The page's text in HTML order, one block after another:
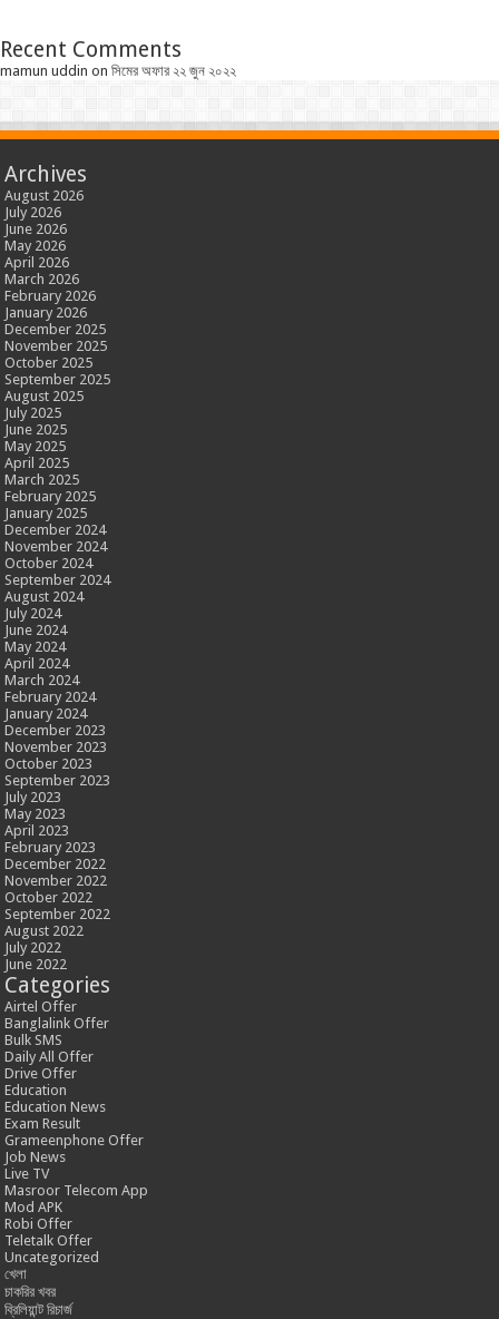
Recent Comments
mamun uddin on সিমের অফার ২২ জুন ২০২২
Archives
August 2026
July 2026
June 2026
May 2026
April 2026
March 2026
February 2026
January 2026
December 2025
November 2025
October 2025
September 2025
August 2025
July 2025
June 2025
May 2025
April 2025
March 2025
February 2025
January 2025
December 2024
November 2024
October 2024
September 2024
August 2024
July 2024
June 2024
May 2024
April 2024
March 2024
February 2024
January 2024
December 2023
November 2023
October 2023
September 2023
July 2023
May 2023
April 2023
February 2023
December 2022
November 2022
October 2022
September 2022
August 2022
July 2022
June 2022
Categories
Airtel Offer
Banglalink Offer
Bulk SMS
Daily All Offer
Drive Offer
Education
Education News
Exam Result
Grameenphone Offer
Job News
Live TV
Masroor Telecom App
Mod APK
Robi Offer
Teletalk Offer
Uncategorized
খেলা
চাকরির খবর
ব্রিলিয়ান্ট রিচার্জ